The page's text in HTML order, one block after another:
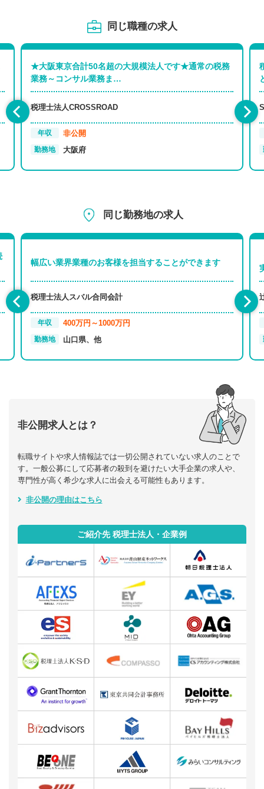
同じ職種の求人
★大阪東京合計50名超の大規模法人です★通常の税務
業務～コンサル業務ま…
税理士法人CROSSROAD
年収 非公開
勤務地 大阪府
同じ勤務地の求人
幅広い業界業種のお客様を担当することができます
税理士法人スバル合同会計
年収 400万円～1000万円
勤務地 山口県、他
非公開求人とは？
転職サイトや求人情報誌では一切公開されていない求人のことで
す。一般公募にして応募者の殺到を避けたい大手企業の求人や、
専門性が高く希少な求人に出会える可能性もあります。
非公開の理由はこちら
ご紹介先 税理士法人・企業例